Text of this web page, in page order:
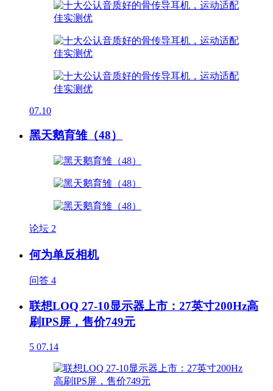
07.10
黑天鹅育雏（48）
论坛 2
何为单反相机
问答 4
联想LOQ 27-10显示器上市：27英寸200Hz高
刷IPS屏，售价749元
5 07.14